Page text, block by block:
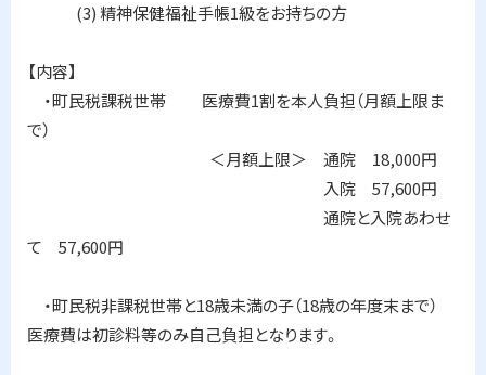
(3) 精神保健福祉手帳1級をお持ちの方
【内容】
・町民税課税世帯 医療費1割を本人負担（月額上限ま
で）
＜月額上限＞ 通院 18,000円
入院 57,600円
通院と入院あわせ
て 57,600円
・町民税非課税世帯と18歳未満の子（18歳の年度末まで）
医療費は初診料等のみ自己負担となります。